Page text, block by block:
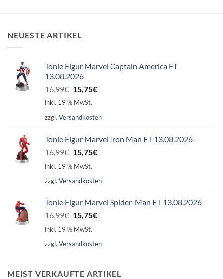
NEUESTE ARTIKEL
Tonie Figur Marvel Captain America ET
13.08.2026
16,99€ Ursprünglicher
Preis
16,99€
15,75€Aktueller
15,75€.
inkl. 19 % MwSt.
zzgl. Versandkosten
Tonie Figur Marvel Iron Man ET 13.08.2026
16,99€ Ursprünglicher
Preis
16,99€
15,75€Aktueller
15,75€.
inkl. 19 % MwSt.
zzgl. Versandkosten
Tonie Figur Marvel Spider-Man ET 13.08.2026
16,99€ Ursprünglicher
Preis
16,99€
15,75€Aktueller
15,75€.
inkl. 19 % MwSt.
zzgl. Versandkosten
MEIST VERKAUFTE ARTIKEL